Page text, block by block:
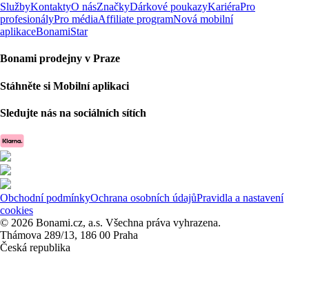
SlužbyKontaktyO násZnačkyDárkové poukazyKariéraPro
profesionályPro médiaAffiliate programNová mobilní
aplikaceBonamiStar
Bonami prodejny v Praze
Stáhněte si Mobilní aplikaci
Sledujte nás na sociálních sítích
Obchodní podmínkyOchrana osobních údajůPravidla a nastavení
cookies
© 2026 Bonami.cz, a.s. Všechna práva vyhrazena.
Thámova 289/13, 186 00 Praha
Česká republika